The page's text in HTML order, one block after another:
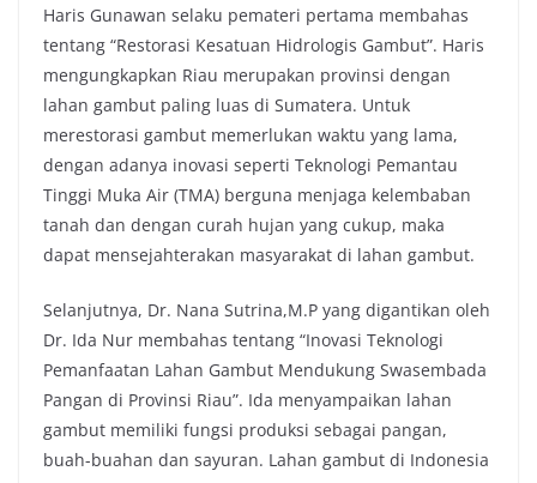
Haris Gunawan selaku pemateri pertama membahas
tentang “Restorasi Kesatuan Hidrologis Gambut”. Haris
mengungkapkan Riau merupakan provinsi dengan
lahan gambut paling luas di Sumatera. Untuk
merestorasi gambut memerlukan waktu yang lama,
dengan adanya inovasi seperti Teknologi Pemantau
Tinggi Muka Air (TMA) berguna menjaga kelembaban
tanah dan dengan curah hujan yang cukup, maka
dapat mensejahterakan masyarakat di lahan gambut.
Selanjutnya, Dr. Nana Sutrina,M.P yang digantikan oleh
Dr. Ida Nur membahas tentang “Inovasi Teknologi
Pemanfaatan Lahan Gambut Mendukung Swasembada
Pangan di Provinsi Riau”. Ida menyampaikan lahan
gambut memiliki fungsi produksi sebagai pangan,
buah-buahan dan sayuran. Lahan gambut di Indonesia